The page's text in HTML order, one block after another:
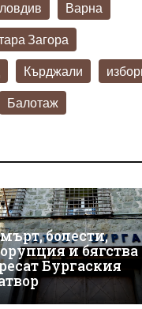
Варна
Загора
Кърджали
Балотаж
болести,
и бягства
Бургаския